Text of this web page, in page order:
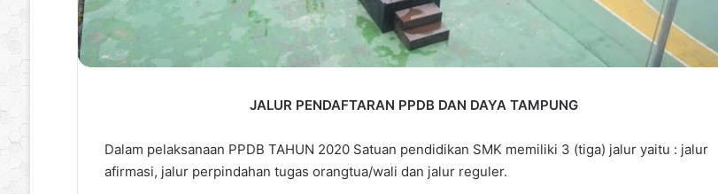
JALUR PENDAFTARAN PPDB DAN DAYA TAMPUNG
Dalam pelaksanaan PPDB TAHUN 2020 Satuan pendidikan SMK memiliki 3 (tiga) jalur yaitu : jalur
afirmasi, jalur perpindahan tugas orangtua/wali dan jalur reguler.